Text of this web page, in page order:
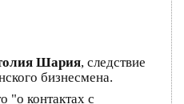
Шария, следствие
бизнесмена.
"о контактах с